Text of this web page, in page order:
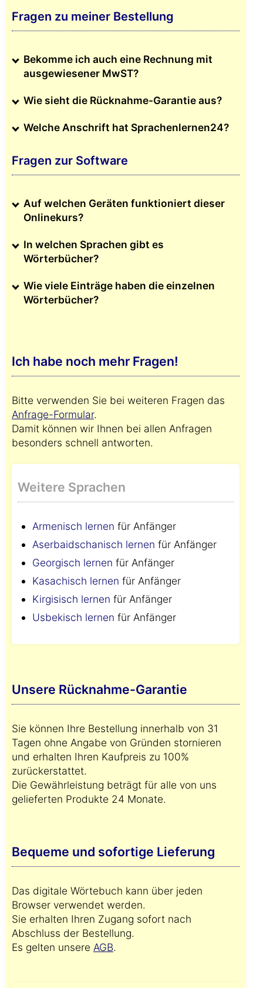
Fragen zu meiner Bestellung
Bekomme ich auch eine Rechnung mit
ausgewiesener MwST?
Wie sieht die Rücknahme-Garantie aus?
Welche Anschrift hat Sprachenlernen24?
Fragen zur Software
Auf welchen Geräten funktioniert dieser
Onlinekurs?
In welchen Sprachen gibt es
Wörterbücher?
Wie viele Einträge haben die einzelnen
Wörterbücher?
Ich habe noch mehr Fragen!
Bitte verwenden Sie bei weiteren Fragen das
Anfrage-Formular.
Damit können wir Ihnen bei allen Anfragen
besonders schnell antworten.
Weitere Sprachen
Armenisch lernen für Anfänger
Aserbaidschanisch lernen für Anfänger
Georgisch lernen für Anfänger
Kasachisch lernen für Anfänger
Kirgisisch lernen für Anfänger
Usbekisch lernen für Anfänger
Unsere Rücknahme-Garantie
Sie können Ihre Bestellung innerhalb von 31
Tagen ohne Angabe von Gründen stornieren
und erhalten Ihren Kaufpreis zu 100%
zurückerstattet.
Die Gewährleistung beträgt für alle von uns
gelieferten Produkte 24 Monate.
Bequeme und sofortige Lieferung
Das digitale Wörtebuch kann über jeden
Browser verwendet werden.
Sie erhalten Ihren Zugang sofort nach
Abschluss der Bestellung.
Es gelten unsere AGB.